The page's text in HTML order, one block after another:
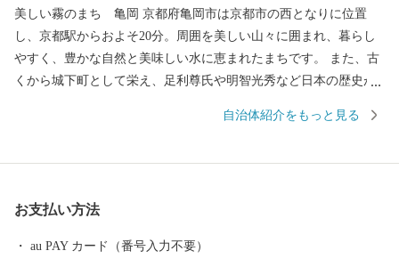
美しい霧のまち 亀岡 京都府亀岡市は京都市の西となりに位置
し、京都駅からおよそ20分。周囲を美しい山々に囲まれ、暮らし
やすく、豊かな自然と美味しい水に恵まれたまちです。 また、古
くから城下町として栄え、足利尊氏や明智光秀など日本の歴史が
亀岡盆地一帯に発生する「丹波霧」が、亀岡を象徴する風景とし
21,600人の観客収容能力を誇り、Jリーグ 京都サンガF.C.のホーム
自治体紹介をもっと見る
お支払い方法
au PAY カード（番号入力不要）